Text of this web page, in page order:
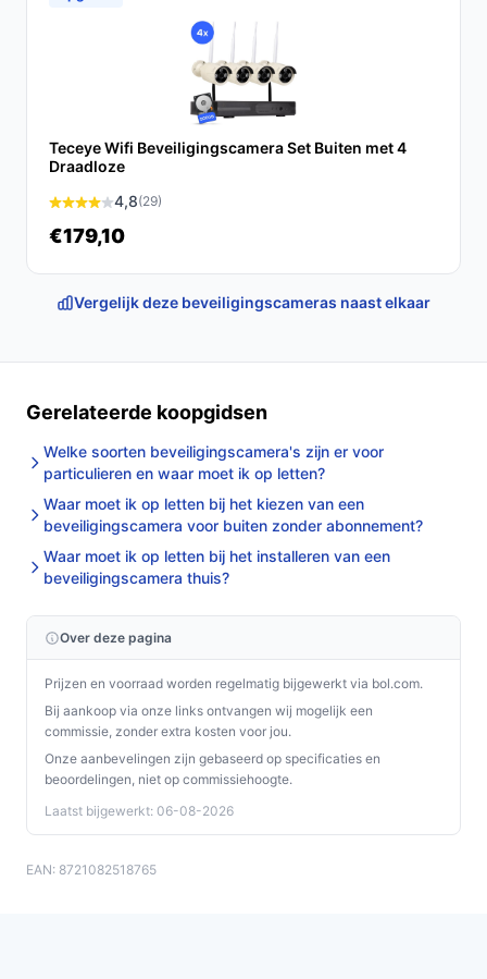
1. Plaats de camera op een geschikte locatie, zowel
binnen als buiten. Zorg ervoor dat de camera een goed
zicht heeft op de te bewaken gebieden.
2. Sluit de camera aan op het stroomnet, zodat deze
3. Volg de instructies in de app voor een snelle en
eenvoudige installatie.
Bewegingsdetectie:Ontvang meldingen bij
ongewenste situaties.
Veelgestelde vragen
Hoe lang gaat dit product mee?
De Gabrys® beveiligingscamera is ontworpen voor
langdurig gebruik, met een verwachte levensduur van
meerdere jaren, mits goed onderhouden.
Is dit geschikt voor gebruik binnen en buiten?
Ja, deze camera is speciaal ontworpen voor zowel
binnen- als buitentoepassingen, waardoor je
veelzijdigheid hebt in je beveiligingsoplossingen.
Wat zijn de belangrijkste verschillen met andere
Teceye Wifi Beveiligingscamera Set Buiten met 4
Draadloze
4,8(29)
€179,10
Vergelijk deze beveiligingscameras naast elkaar
Gerelateerde koopgidsen
Welke soorten beveiligingscamera's zijn er voor
particulieren en waar moet ik op letten?
Waar moet ik op letten bij het kiezen van een
beveiligingscamera voor buiten zonder abonnement?
Waar moet ik op letten bij het installeren van een
beveiligingscamera thuis?
Over deze pagina
Prijzen en voorraad worden regelmatig bijgewerkt via bol.com.
Bij aankoop via onze links ontvangen wij mogelijk een
commissie, zonder extra kosten voor jou.
Onze aanbevelingen zijn gebaseerd op specificaties en
beoordelingen, niet op commissiehoogte.
Laatst bijgewerkt: 06-08-2026
EAN: 8721082518765